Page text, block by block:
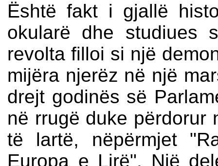
Është fakt i gjallë
okularë dhe studiues
revolta filloi si një
mijëra njerëz në një
drejt godinës së
në rrugë duke përdorur
të lartë, nëpërmjet
Europa e Lirë". Një